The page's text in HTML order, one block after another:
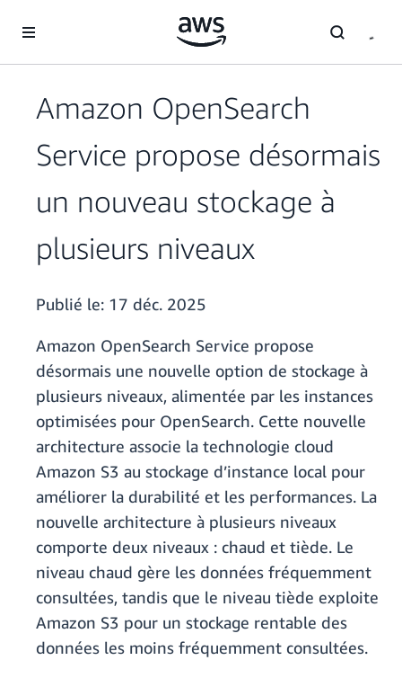
Amazon OpenSearch
Service propose désormais
un nouveau stockage à
plusieurs niveaux
Publié le: 17 déc. 2025
Amazon OpenSearch Service propose
désormais une nouvelle option de stockage à
plusieurs niveaux, alimentée par les instances
optimisées pour OpenSearch. Cette nouvelle
architecture associe la technologie cloud
Amazon S3 au stockage d’instance local pour
améliorer la durabilité et les performances. La
nouvelle architecture à plusieurs niveaux
comporte deux niveaux : chaud et tiède. Le
niveau chaud gère les données fréquemment
consultées, tandis que le niveau tiède exploite
Amazon S3 pour un stockage rentable des
données les moins fréquemment consultées.